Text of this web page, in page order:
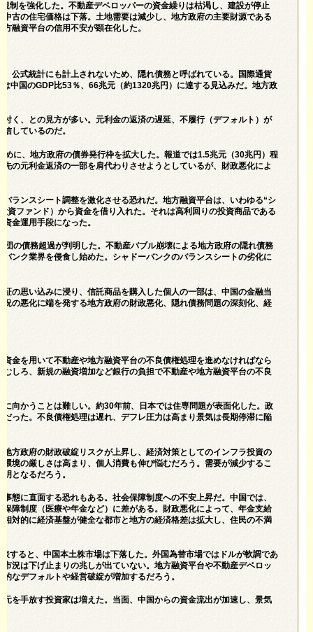
制を強化した。不動産デベロッパーの資金繰りは枯渇し、建設が停止
古の住宅価格は下落。土地需要は減少し、地方政府の主要財源である
融資平台の信用不安が顕在化した。
公式統計にも計上されないため、隠れ債務と呼ばれている。国際通貨
中国のGDP比53％、66兆元（約1320兆円）に達する見込みだ。地方政
く、との見方が多い。元利金の返済の遅延、不履行（デフォルト）が
しているのだ。
に、地方政府の債券発行枠を拡大した。報道では1.5兆元（30兆円）程
の元利金返済の一部を肩代わりさせようとしているが、財政悪化によ
ランスシート調整を激化させる恐れだ。地方融資平台は、いわゆる“シ
資ファンド）から資金を借り入れた。それは高利回りの投資商品である
金運用手段になった。
の債務超過が判明した。不動産バブル崩壊による地方政府の隠れ債務
ンク業界を侵食し始めた。シャドーバンクのバランスシートの劣化に
の思い込みに浸り、信託商品を購入した個人の一部は、中国の金融当
の悪化に端を発する地方政府の財政悪化、隠れ債務問題の深刻化、経
金を用いて不動産や地方融資平台の不良債権処理を進めなければなら
しろ、新規の融資増加など銀行の負担で不動産や地方融資平台の不良
向かうことは難しい。約30年前、日本では住専問題が表面化した。政
った。不良債権処理は遅れ、デフレ圧力は高まり景気は長期停滞に陥
方政府の財政破綻リスクが上昇し、経済対策としてのインフラ投資の
境の厳しさは高まり、個人消費も伸び悩むだろう。需要が減少するこ
となるだろう。
態に直面する恐れもある。社会保障制度への不安上昇だ。中国では、
障制度（医療や年金など）に差がある。財政悪化によって、年金支給
対的に経済基盤が健全な都市と地方の経済格差は拡大し、住民の不満
すると、中国本土株市場は下落した。外国為替市場ではドルが軟調であ
況は下げ止まりの兆しが出ていない。地方融資平台や不動産デベロッ
なデフォルトや経営破綻が増加するだろう。
を手放す投資家は増えた。当面、中国からの資金流出が加速し、景気